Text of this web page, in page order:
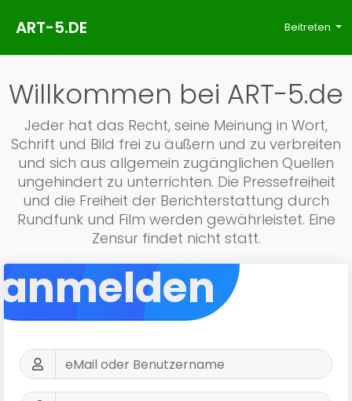
ART-5.DE Beitreten
Willkommen bei ART-5.de
Jeder hat das Recht, seine Meinung in Wort,
Schrift und Bild frei zu äußern und zu verbreiten
und sich aus allgemein zugänglichen Quellen
ungehindert zu unterrichten. Die Pressefreiheit
und die Freiheit der Berichterstattung durch
Rundfunk und Film werden gewährleistet. Eine
Zensur findet nicht statt.
anmelden